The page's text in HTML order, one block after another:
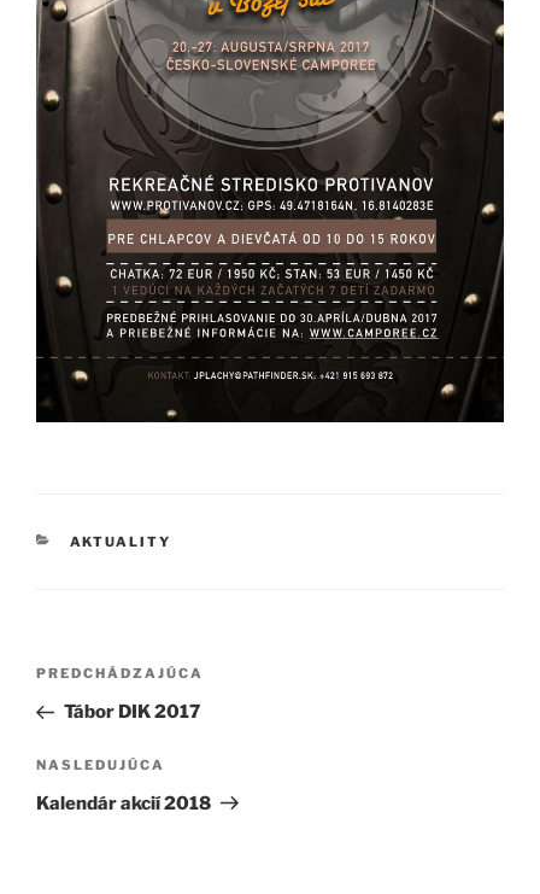
KATEGÓRIE
AKTUALITY
Navigácia
článku
Predchádzajúci
článok
PREDCHÁDZAJÚCA
Tábor DIK 2017
Ďalší
článok
NASLEDUJÚCA
Kalendár akcií 2018